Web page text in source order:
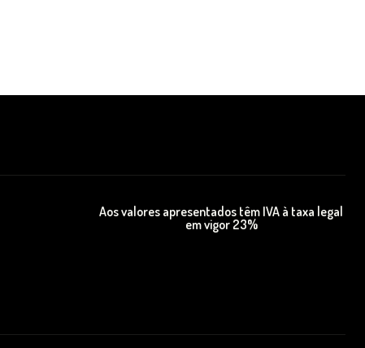
Aos valores apresentados têm IVA à taxa legal
em vigor 23%